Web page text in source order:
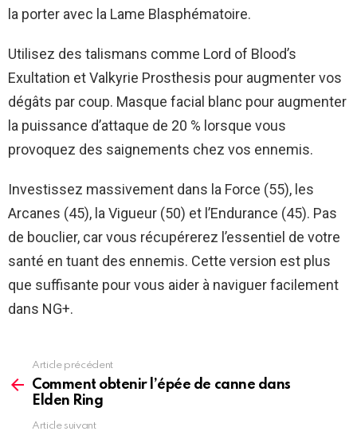
la porter avec la Lame Blasphématoire.
Utilisez des talismans comme Lord of Blood’s
Exultation et Valkyrie Prosthesis pour augmenter vos
dégâts par coup. Masque facial blanc pour augmenter
la puissance d’attaque de 20 % lorsque vous
provoquez des saignements chez vos ennemis.
Investissez massivement dans la Force (55), les
Arcanes (45), la Vigueur (50) et l’Endurance (45). Pas
de bouclier, car vous récupérerez l’essentiel de votre
santé en tuant des ennemis. Cette version est plus
que suffisante pour vous aider à naviguer facilement
dans NG+.
more
Article précédent
Comment obtenir l’épée de canne dans
Elden Ring
Article suivant